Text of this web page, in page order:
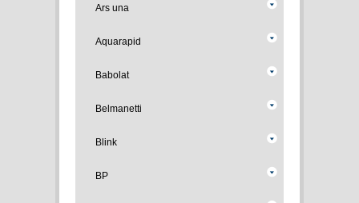
Ars una
Aquarapid
Babolat
Belmanetti
Blink
BP